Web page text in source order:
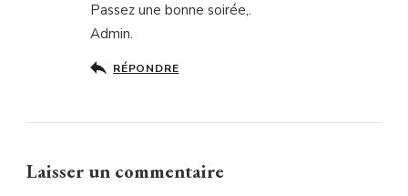
Passez une bonne soirée,.
Admin.
RÉPONDRE
Laisser un commentaire